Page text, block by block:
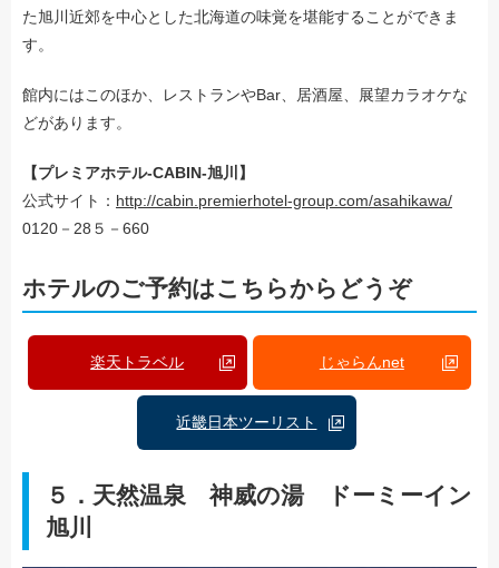
た旭川近郊を中心とした北海道の味覚を堪能することができま
す。
館内にはこのほか、レストランやBar、居酒屋、展望カラオケな
どがあります。
【プレミアホテル-CABIN-旭川】
公式サイト： http://cabin.premierhotel-group.com/asahikawa/
0120－28５－660
ホテルのご予約はこちらからどうぞ
楽天トラベル じゃらんnet
近畿日本ツーリスト
５．天然温泉 神威の湯 ドーミーイン
旭川